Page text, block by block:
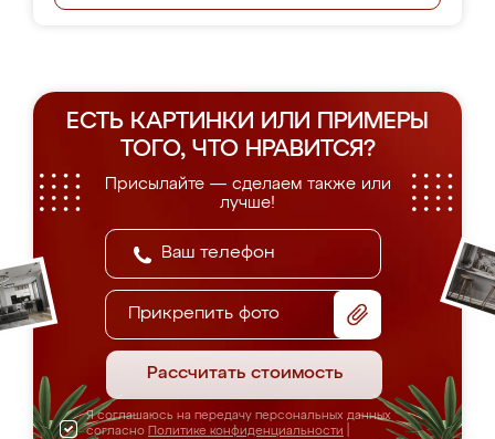
ЕСТЬ КАРТИНКИ ИЛИ ПРИМЕРЫ
ТОГО, ЧТО НРАВИТСЯ?
Присылайте — сделаем также или
лучше!
Прикрепить фото
Рассчитать стоимость
Я соглашаюсь на передачу персональных данных
согласно Политике конфиденциальности